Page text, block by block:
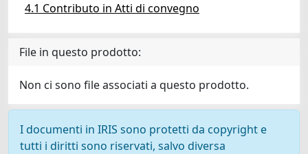
4.1 Contributo in Atti di convegno
File in questo prodotto:
Non ci sono file associati a questo prodotto.
I documenti in IRIS sono protetti da copyright e
tutti i diritti sono riservati, salvo diversa